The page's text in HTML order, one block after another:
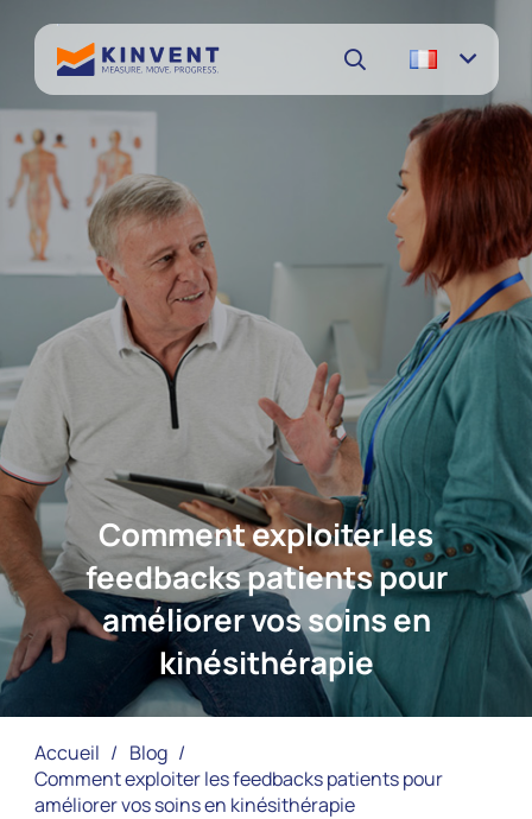
Comment exploiter les
feedbacks patients pour
améliorer vos soins en
kinésithérapie
Accueil / Blog /
Comment exploiter les feedbacks patients pour
améliorer vos soins en kinésithérapie